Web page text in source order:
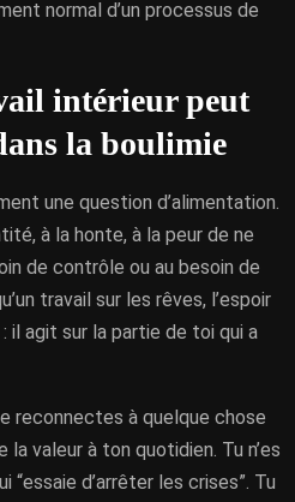
normal d’un processus de
intérieur peut
la boulimie
une question d’alimentation.
à la honte, à la peur de ne
de contrôle ou au besoin de
travail sur les rêves, l’espoir
agit sur la partie de toi qui a
reconnectes à quelque chose
valeur à ton quotidien. Tu n’es
“essaie d’arrêter les crises”. Tu